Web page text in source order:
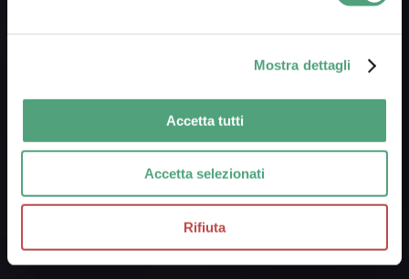
Mostra dettagli
Accetta tutti
Accetta selezionati
Rifiuta
DIAGNOSIS